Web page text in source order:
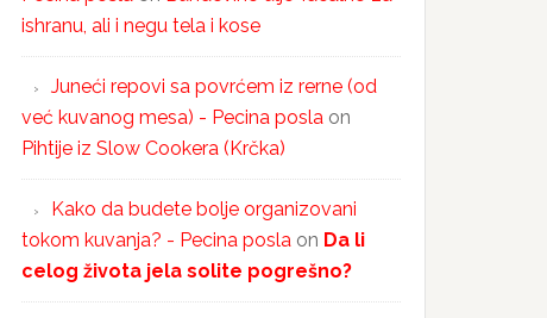
ishranu, ali i negu tela i kose
Juneći repovi sa povrćem iz rerne (od
već kuvanog mesa) - Pecina posla on
Pihtije iz Slow Cookera (Krčka)
Kako da budete bolje organizovani
tokom kuvanja? - Pecina posla on Da li
celog života jela solite pogrešno?